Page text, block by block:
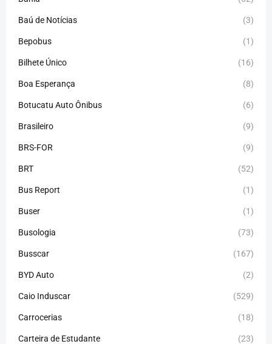
Baú de Notícias (3)
Bepobus (1)
Bilhete Único (16)
Boa Esperança (8)
Botucatu Auto Ônibus (6)
Brasileiro (9)
BRS-FOR (9)
BRT (52)
Bus Report (1)
Buser (1)
Busologia (73)
Busscar (167)
BYD Auto (2)
Caio Induscar (529)
Carrocerias (18)
Carteira de Estudante (23)